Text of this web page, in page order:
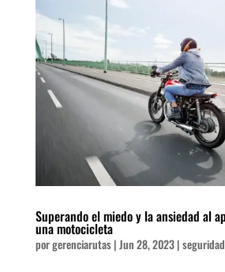
Superando el miedo y la ansiedad al
una motocicleta
porgerenciarutas|Jun 28, 2023|